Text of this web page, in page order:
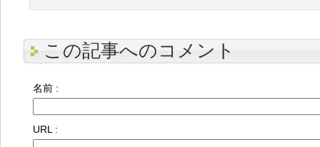
この記事へのコメント
名前 :
URL :